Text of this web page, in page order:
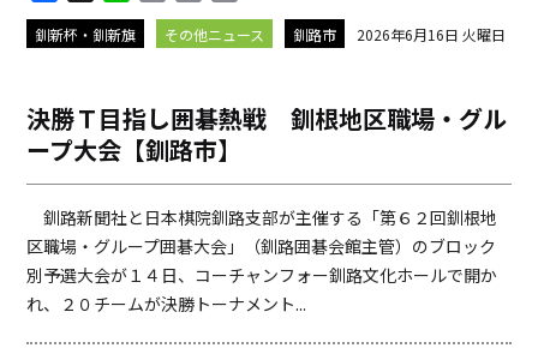
a
c
o
o
i
n
m
a
o
p
i
n
r
i
釧新杯・釧新旗 その他ニュース 釧路市 2026年6月16日 火曜日
決勝Ｔ目指し囲碁熱戦 釧根地区職場・グル
ープ大会【釧路市】
釧路新聞社と日本棋院釧路支部が主催する「第６２回釧根地
区職場・グループ囲碁大会」（釧路囲碁会館主管）のブロック
別予選大会が１４日、コーチャンフォー釧路文化ホールで開か
れ、２０チームが決勝トーナメント...